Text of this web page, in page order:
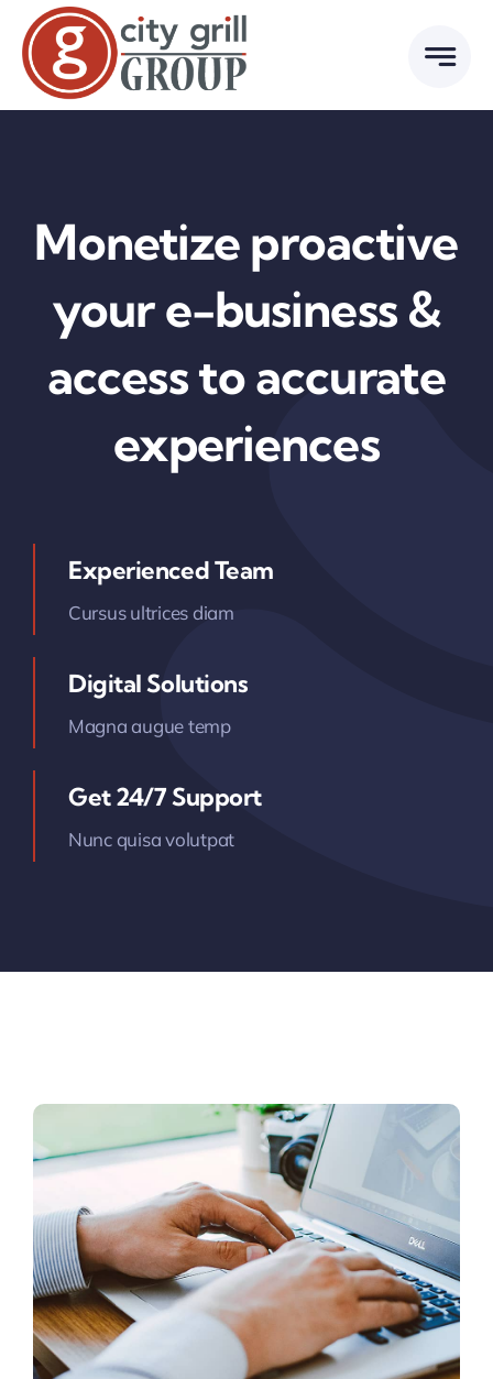
content
Monetize proactive
your e-business &
access to accurate
experiences
Experienced Team
Cursus ultrices diam
Digital Solutions
Magna augue temp
Get 24/7 Support
Nunc quisa volutpat